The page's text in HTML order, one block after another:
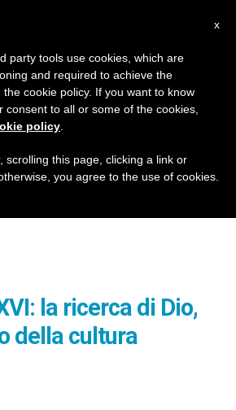
la ricerca di Dio,
della cultura
x
party tools use cookies, which are
and required to achieve the
cookie policy. If you want to know
consent to all or some of the cookies,
policy
scrolling this page, clicking a link or
you agree to the use of cookies.